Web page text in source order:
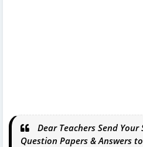
Dear Teachers Send
Question Papers & Answers to